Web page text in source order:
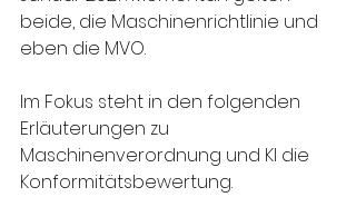
beide, die Maschinenrichtlinie und
eben die MVO.
Im Fokus steht in den folgenden
Erläuterungen zu
Maschinenverordnung und KI die
Konformitätsbewertung.